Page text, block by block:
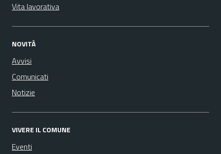
Vita lavorativa
NOVITÀ
Avvisi
Comunicati
Notizie
VIVERE IL COMUNE
Eventi